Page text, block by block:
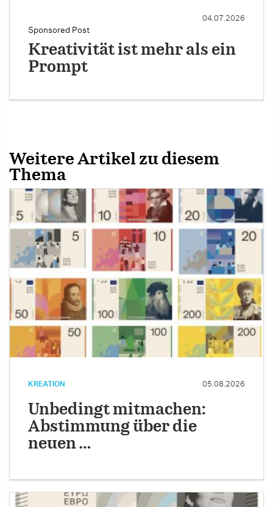
Sponsored Post
04.07.2026
Kreativität ist mehr als ein
Prompt
Weitere Artikel zu diesem
Thema
KREATION 05.08.2026
Unbedingt mitmachen:
Abstimmung über die
neuen …